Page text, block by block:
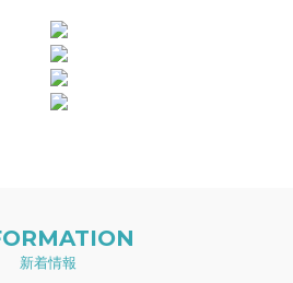
新着情報